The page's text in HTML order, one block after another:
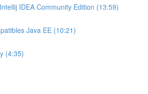
IDEA Community Edition (13:59)
Java EE (10:21)
(4:35)